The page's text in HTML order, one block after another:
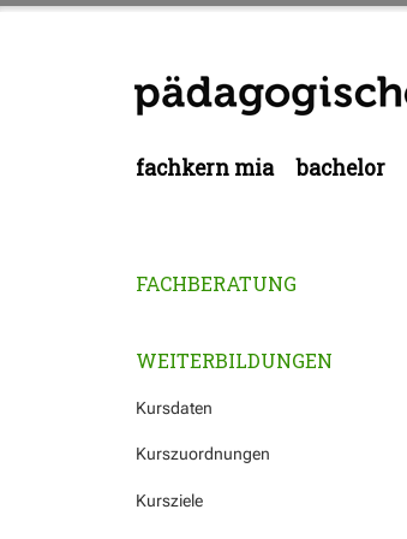
fachkern mia bachelor
FACHBERATUNG
WEITERBILDUNGEN
Kursdaten
Kurszuordnungen
Kursziele